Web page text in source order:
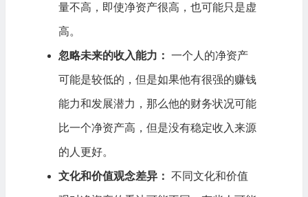
量不高，即使净资产很高，也可能只是虚
高。
忽略未来的收入能力： 一个人的净资产
可能是较低的，但是如果他有很强的赚钱
能力和发展潜力，那么他的财务状况可能
比一个净资产高，但是没有稳定收入来源
的人更好。
文化和价值观念差异： 不同文化和价值